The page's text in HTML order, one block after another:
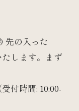
先の入った
します。まず
付時間: 10:00-